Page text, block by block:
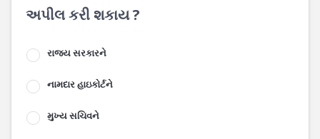
અપીલ કરી શકાય ?
રાજ્ય સરકારને
નામદાર હાઇકોર્ટને
મુખ્ય સચિવને